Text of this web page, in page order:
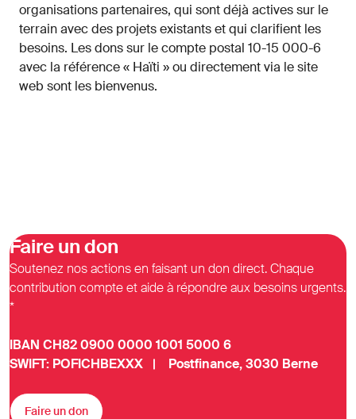
organisations partenaires, qui sont déjà actives sur le
terrain avec des projets existants et qui clarifient les
besoins. Les dons sur le compte postal 10-15 000-6
avec la référence « Haïti » ou directement via le site
web sont les bienvenus.
Faire un don
Soutenez nos actions en faisant un don direct. Chaque
contribution compte et aide à répondre aux besoins urgents.
*
IBAN CH82 0900 0000 1001 5000 6
SWIFT: POFICHBEXXX | Postfinance, 3030 Berne
Faire un don